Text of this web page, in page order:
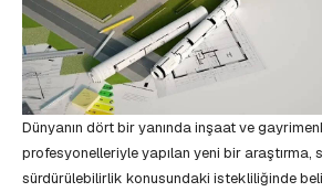
Dünyanın dört bir yanında inşaat ve
profesyonelleriyle yapılan yeni bir araştırma,
sürdürülebilirlik konusundaki istekliliğinde